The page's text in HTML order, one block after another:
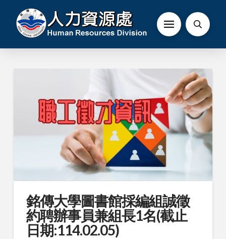
銘傳大學圖書館採編組誠徵
約聘辦事員兼組長1名(截止
日期:114.02.05)